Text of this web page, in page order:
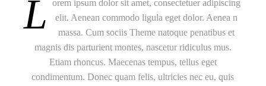
L
orem ipsum dolor sit amet, consectetuer adipiscing
elit. Aenean commodo ligula eget dolor. Aenea n
massa. Cum sociis Theme natoque penatibus et
magnis dis parturient montes, nascetur ridiculus mus.
Etiam rhoncus. Maecenas tempus, tellus eget
condimentum. Donec quam felis, ultricies nec eu, quis